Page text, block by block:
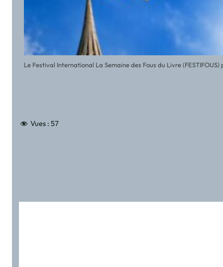
Le Festival International La Semaine des Fous du Livre
Vues : 57